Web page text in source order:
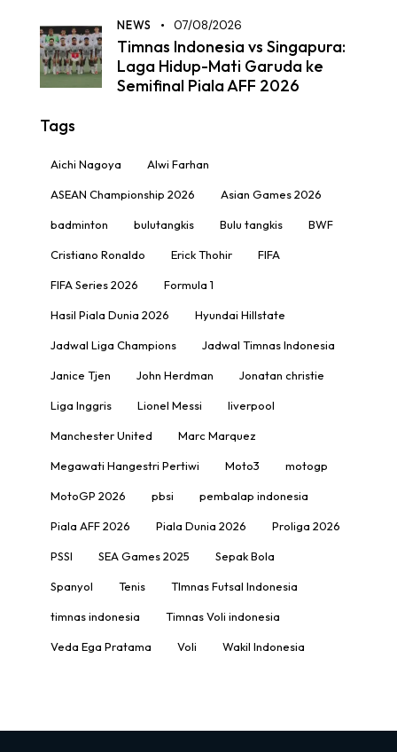
NEWS 07/08/2026
Timnas Indonesia vs Singapura:
Laga Hidup-Mati Garuda ke
Semifinal Piala AFF 2026
Tags
Aichi Nagoya Alwi Farhan
ASEAN Championship 2026 Asian Games 2026
badminton bulutangkis Bulu tangkis BWF
Cristiano Ronaldo Erick Thohir FIFA
FIFA Series 2026 Formula 1
Hasil Piala Dunia 2026 Hyundai Hillstate
Jadwal Liga Champions Jadwal Timnas Indonesia
Janice Tjen John Herdman Jonatan christie
Liga Inggris Lionel Messi liverpool
Manchester United Marc Marquez
Megawati Hangestri Pertiwi Moto3 motogp
MotoGP 2026 pbsi pembalap indonesia
Piala AFF 2026 Piala Dunia 2026 Proliga 2026
PSSI SEA Games 2025 Sepak Bola
Spanyol Tenis TImnas Futsal Indonesia
timnas indonesia Timnas Voli indonesia
Veda Ega Pratama Voli Wakil Indonesia